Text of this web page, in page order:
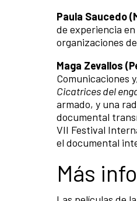
Paula Saucedo
de experiencia
organizaciones
Maga Zevallos
Comunicaciones
Cicatrices del
armado, y una
documental
VII Festival
el documental
Más